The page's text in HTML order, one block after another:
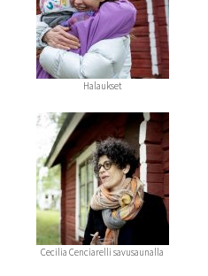
Halaukset
Cecilia Cenciarelli savusaunalla